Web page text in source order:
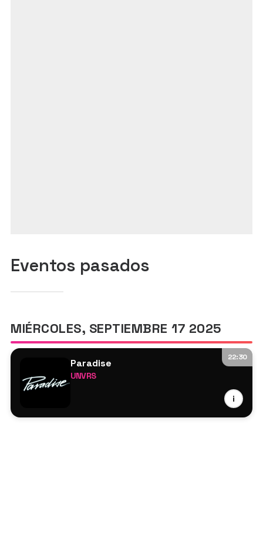
Eventos pasados
MIÉRCOLES, SEPTIEMBRE 17 2025
22:30
Paradise
UNVRS
i
Jamie Jones